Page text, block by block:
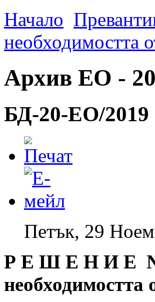
Начало
необходимостта
Архив ЕО -
БД-20-EO/2019
Петък, 29
Р Е Ш Е Н И Е